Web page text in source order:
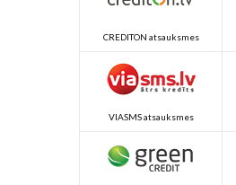
CREDITON atsauksmes
VIASMS atsauksmes